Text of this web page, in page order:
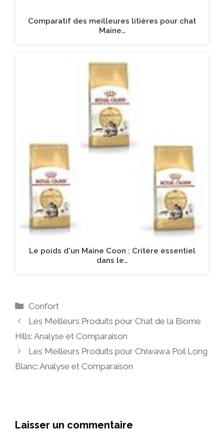
Comparatif des meilleures litières pour chat
Maine…
Le poids d'un Maine Coon : Critère essentiel
dans le…
Catégories
Confort
Les Meilleurs Produits pour Chat de la Biome
Hills: Analyse et Comparaison
Les Meilleurs Produits pour Chiwawa Poil Long
Blanc: Analyse et Comparaison
Laisser un commentaire